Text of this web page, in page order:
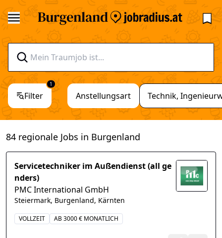
Filter
1
Anstellungsart Technik,
84 regionale Jobs in Burgenland
Servicetechniker im Außendienst (all ge
nders)
PMC International GmbH
Steiermark, Burgenland, Kärnten
VOLLZEIT AB 3000 € MONATLICH